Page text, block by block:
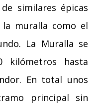
similares épicas
muralla como el
La Muralla se
kilómetros hasta
En total unos
principal sin